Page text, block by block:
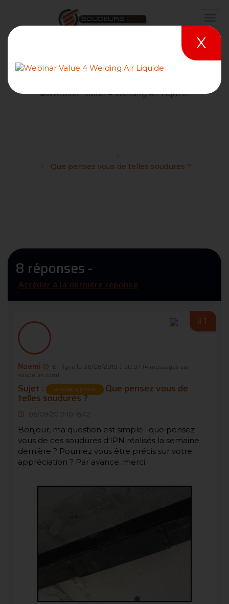
Que pensez vous de telles soudures ?
8 réponses -
Accéder à la dernière réponse
#1
Noami En ligne le 06/08/2019 à 20:07
(4 messages sur
soudeurs.com)
Sujet : DEMANDE D’AIDE Que pensez vous de
telles soudures ?
06/08/2019 10:16:42
Bonjour, ma question est simple : que pensez
vous de ces soudures d'IPN réalisés la semaine
dernière ? Pourriez vous être précis sur votre
appréciation ? Par avance, merci.
X